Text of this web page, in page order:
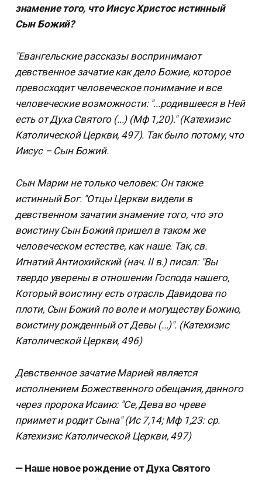
знамение того, что Иисус Христос истинный
Сын Божий?
"Евангельские рассказы воспринимают
девственное зачатие как дело Божие, которое
превосходит человеческое понимание и все
человеческие возможности: "...родившееся в Ней
есть от Духа Святого (...) (Мф 1,20)." (Катехизис
Католической Церкви, 497). Так было потому, что
Иисус – Сын Божий.
Сын Марии не только человек: Он также
истинный Бог. "Отцы Церкви видели в
девственном зачатии знамение того, что это
воистину Сын Божий пришел в таком же
человеческом естестве, как наше. Так, св.
Игнатий Антиохийский (нач. II в.) писал: "Вы
твердо уверены в отношении Господа нашего,
Который воистину есть отрасль Давидова по
плоти, Сын Божий по воле и могуществу Божию,
воистину рожденный от Девы (...)". (Катехизис
Католической Церкви, 496)
Девственное зачатие Марией является
исполнением Божественного обещания, данного
через пророка Исаию: "Се, Дева во чреве
приимет и родит Сына" (Ис 7,14; Мф 1,23: ср.
Катехизис Католической Церкви, 497)
— Наше новое рождение от Духа Святого